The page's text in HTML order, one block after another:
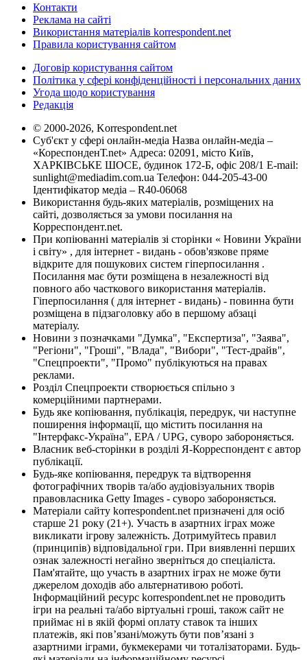
Контакти
Реклама на сайті
Використання матеріалів korrespondent.net
Правила користування сайтом
Договір користування сайтом
Політика у сфері конфіденційності і персональних даних
Угода щодо користування
Редакція
© 2000-2026, Korrespondent.net
Суб'єкт у сфері онлайн-медіа Назва онлайн-медіа –
«КореспонденТ.net» Адреса: 02091, місто Київ,
ХАРКІВСЬКЕ ШОСЕ, будинок 172-Б, офіс 208/1 E-mail:
sunlight@mediadim.com.ua Телефон: 044-205-43-00
Ідентифікатор медіа – R40-06068
Використання будь-яких матеріалів, розміщених на
сайті, дозволяється за умови посилання на
Корреспондент.net.
При копіюванні матеріалів зі сторінки « Новини України
і світу» , для інтернет - видань - обов'язкове пряме
відкрите для пошукових систем гіперпосилання .
Посилання має бути розміщена в незалежності від
повного або часткового використання матеріалів.
Гіперпосилання ( для інтернет - видань) - повинна бути
розміщена в підзаголовку або в першому абзаці
матеріалу.
Новини з позначками "Думка", "Експертиза", "Заява",
"Регіони", "Гроші", "Влада", "Вибори", "Тест-драйв",
"Спецпроекти", "Промо" публікуються на правах
реклами.
Розділ Спецпроекти створюється спільно з
комерційними партнерами.
Будь яке копіювання, публікація, передрук, чи наступне
поширення інформації, що містить посилання на
"Інтерфакс-Україна", EPA / UPG, суворо забороняється.
Власник веб-сторінки в розділі Я-Корреспондент є автор
публікації.
Будь-яке копіювання, передрук та відтворення
фотографічних творів та/або аудіовізуальних творів
правовласника Getty Images - суворо забороняється.
Матеріали сайту korrespondent.net призначені для осіб
старше 21 року (21+). Участь в азартних іграх може
викликати ігрову залежність. Дотримуйтесь правил
(принципів) відповідальної гри. При виявленні перших
ознак залежності негайно зверніться до спеціаліста.
Пам'ятайте, що участь в азартних іграх не може бути
джерелом доходів або альтернативою роботі.
Інформаційний ресурс korrespondent.net не проводить
ігри на реальні та/або віртуальні гроші, також сайт не
приймає ні в якій формі оплату ставок та інших
платежів, які пов’язані/можуть бути пов’язані з
азартними іграми, букмекерами чи тоталізаторами. Будь-